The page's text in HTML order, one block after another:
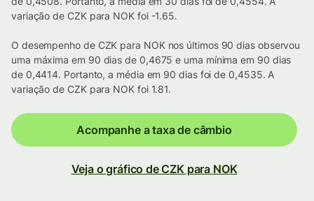
variação de CZK para NOK foi -1.65.
O desempenho de CZK para NOK nos últimos 90 dias observou
uma máxima em 90 dias de 0,4675 e uma mínima em 90 dias
de 0,4414. Portanto, a média em 90 dias foi de 0,4535. A
variação de CZK para NOK foi 1.81.
Acompanhe a taxa de câmbio
Veja o gráfico de CZK para NOK